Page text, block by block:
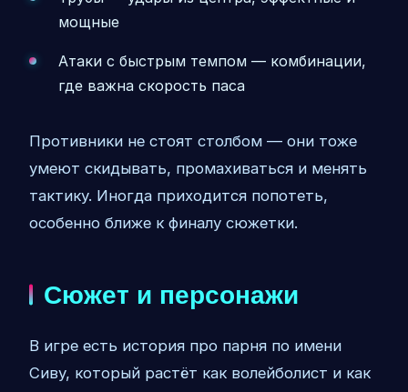
мощные
Атаки с быстрым темпом — комбинации,
где важна скорость паса
Противники не стоят столбом — они тоже
умеют скидывать, промахиваться и менять
тактику. Иногда приходится попотеть,
особенно ближе к финалу сюжетки.
Сюжет и персонажи
В игре есть история про парня по имени
Сиву, который растёт как волейболист и как